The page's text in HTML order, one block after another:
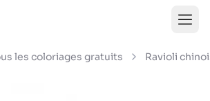
les coloriages gratuits Ravioli